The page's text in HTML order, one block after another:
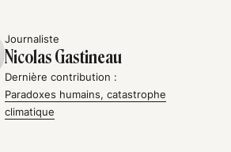
Journaliste
Nicolas Gastineau
Dernière contribution :
Paradoxes humains, catastrophe
climatique